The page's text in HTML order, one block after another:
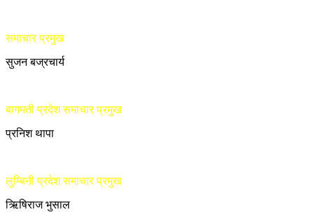
समाचार प्रमुख
सुजन बज्रचार्य
बागमती प्रदेश समाचार प्रमुख
प्रनिश थापा
लुम्बिनी प्रदेश समाचार प्रमुख
ऋिषिराज भुसाल